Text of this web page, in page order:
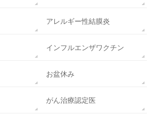
アレルギー性結膜炎
インフルエンザワクチン
お盆休み
がん治療認定医